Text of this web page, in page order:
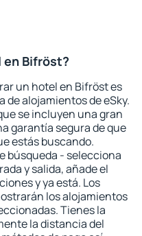
en Bifröst?
un hotel en Bifröst es
de alojamientos de eSky.
se incluyen una gran
garantía segura de que
estás buscando.
búsqueda - selecciona
y salida, añade el
y ya está. Los
los alojamientos
Tienes la
la distancia del